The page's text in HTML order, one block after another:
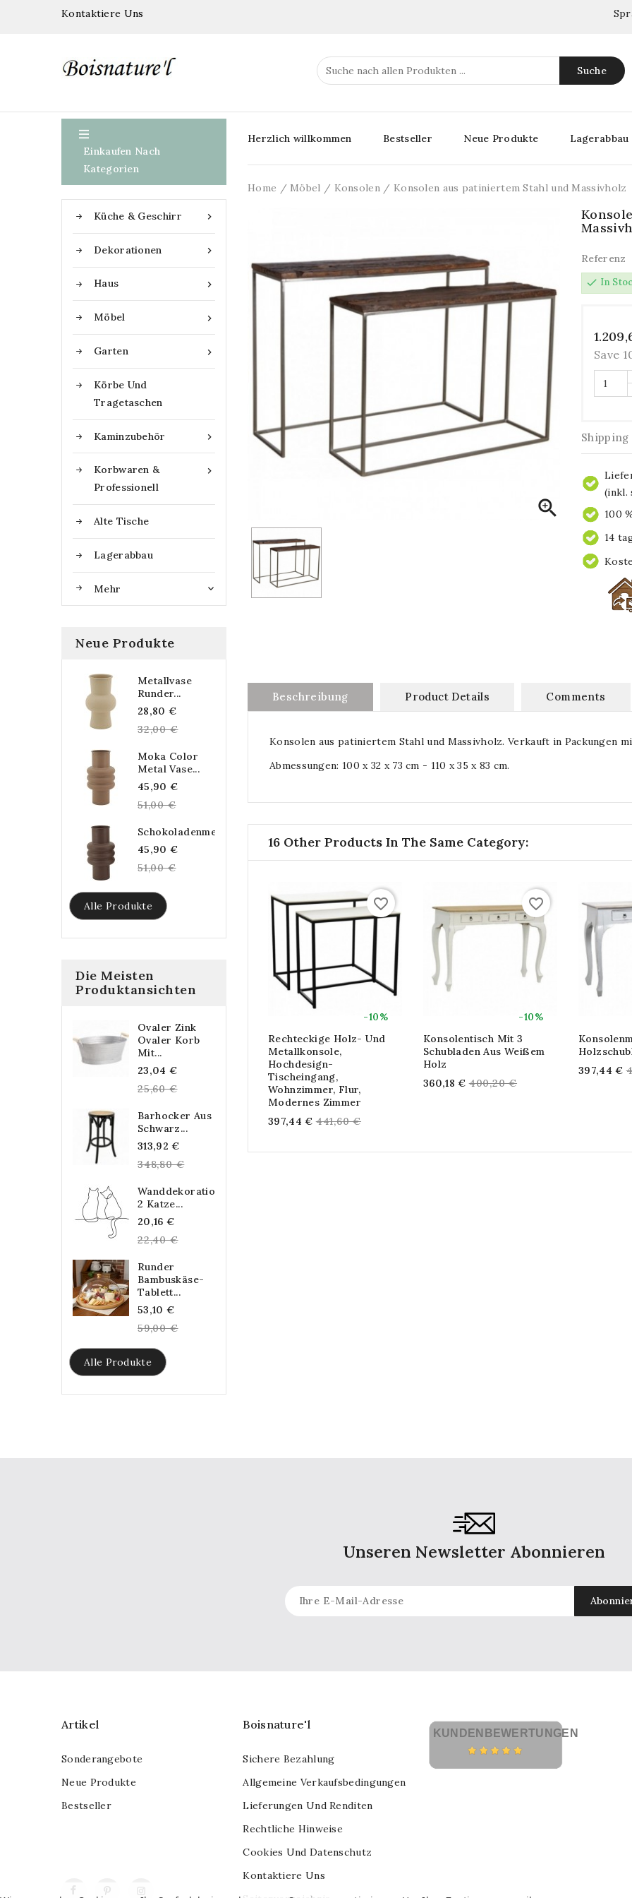
Kontaktiere Uns
Suche

Einkaufen Nach
Kategorien

Küche & Geschirr

Dekorationen

Haus

Möbel

Garten
Körbe Und
Tragetaschen

Kaminzubehör

Korbwaren &
Professionell
Alte Tische
Lagerabbau
Mehr 
Neue Produkte
Metallvase
Runder...
28,80 €
price
32,00 €
Moka Color
Metal Vase...
45,90 €
51,00 €
Schokoladenmetallvase...
45,90 €
51,00 €
Alle Produkte
Die Meisten
Produktansichten
Ovaler Zink
Ovaler Korb
Mit...
23,04 €
price
25,60 €
Barhocker Aus
Schwarz...
313,92 €
price
348,80 €
Wanddekoration
2 Katze...
20,16 €
price
22,40 €
Runder
Bambuskäse-
Tablett...
53,10 €
price
59,00 €
Alle Produkte
Herzlich willkommen Bestseller Neue Produkte Lagerabbau
Home Möbel Konsolen Konsolen aus patiniertem Stahl und Massivholz

Referenz
check In
Save
Shipping
(inkl.
100
14
Beschreibung Product Details Comments
Konsolen aus patiniertem Stahl und Massivholz. Verkauft in Packungen
Abmessungen: 100 x 32 x 73 cm - 110 x 35 x 83 cm.
16 Other Products In The Same Category:
-10%
favorite_border
Rechteckige Holz- Und
Metallkonsole,
Hochdesign-
Tischeingang,
Wohnzimmer, Flur,
Modernes Zimmer
397,44 € Regular
441,60 €
-10%
favorite_border
Konsolentisch Mit 3
Schubladen Aus Weißem
Holz
360,18 € Regular
400,20 €
397,44 €
Unseren Newsletter Abonnieren
FacebookPinterest
Artikel
Sonderangebote
Neue Produkte
Bestseller
Boisnature'l
Sichere Bezahlung
Allgemeine Verkaufsbedingungen
Lieferungen Und Renditen
Rechtliche Hinweise
Cookies Und Datenschutz
Kontaktiere Uns
KUNDENBEWERTUNGEN